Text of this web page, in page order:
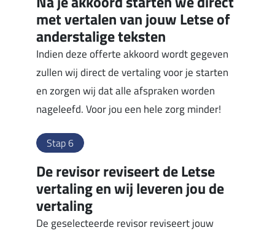
met vertalen van jouw Letse of
anderstalige teksten
Indien deze offerte akkoord wordt gegeven
zullen wij direct de vertaling voor je starten
en zorgen wij dat alle afspraken worden
nageleefd. Voor jou een hele zorg minder!
Stap 6
De revisor reviseert de Letse
vertaling en wij leveren jou de
vertaling
De geselecteerde revisor reviseert jouw